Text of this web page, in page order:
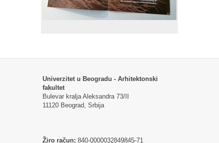
Univerzitet u Beogradu - Arhitektonski
fakultet
Bulevar kralja Aleksandra 73/II
11120 Beograd, Srbija
Žiro račun: 840-0000032849845-71